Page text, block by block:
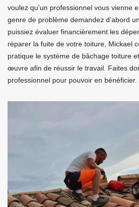
voulez qu’un professionnel vous vienne
genre de problème demandez d’abord
puissiez évaluer financièrement les
réparer la fuite de votre toiture, Mickael
pratique le système de bâchage toiture
œuvre afin de réussir le travail. Faites
professionnel pour pouvoir en bénéficier.